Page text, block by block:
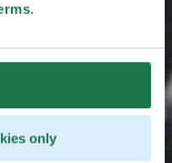
.
only